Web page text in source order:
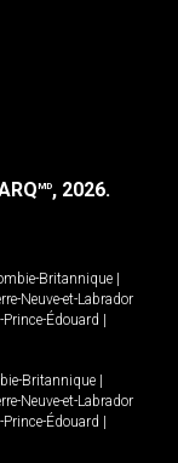
MD, 2026.
Britannique
Neuve-et-Labrador
Prince-Édouard
Britannique
Neuve-et-Labrador
Prince-Édouard